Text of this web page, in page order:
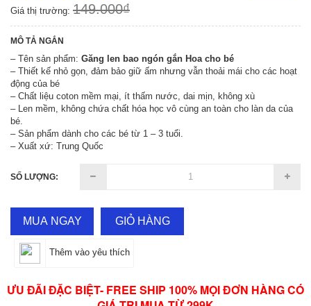
Giá thị trường: 149.000₫
MÔ TẢ NGẮN
– Tên sản phẩm: Găng len bao ngón gắn Hoa cho bé
– Thiết kế nhỏ gọn, đảm bảo giữ ấm nhưng vẫn thoải mái cho các hoạt
động của bé
– Chất liệu coton mềm mại, ít thấm nước, dai mịn, không xù
– Len mềm, không chứa chất hóa học vô cùng an toàn cho làn da của
bé.
– Sản phẩm dành cho các bé từ 1 – 3 tuổi.
– Xuất xứ: Trung Quốc
SỐ LƯỢNG:
MUA NGAY GIỎ HÀNG
Thêm vào yêu thích
ƯU ĐÃI ĐẶC BIỆT- FREE SHIP 100% MỌI ĐƠN HÀNG CÓ